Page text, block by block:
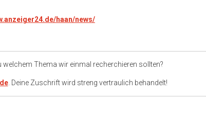
haan/news/
welchem Thema wir einmal recherchieren sollten?
. Deine Zuschrift wird streng vertraulich behandelt!